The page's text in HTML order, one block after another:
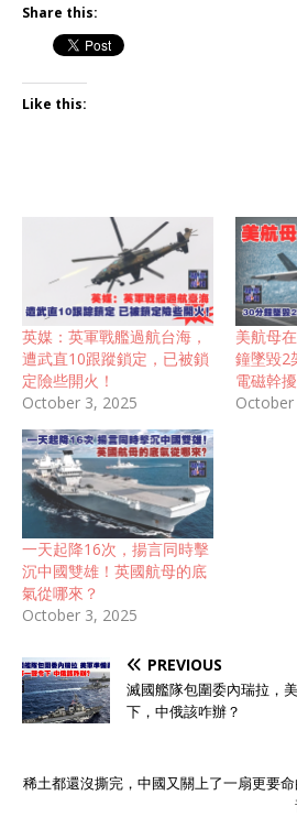
Share this:
Like this:
英媒：英軍戰艦過航台海，
遭武直10跟蹤鎖定，已被鎖
定險些開火！
October 3, 2025
美航母
鐘墜毀2
電磁幹
一天起降16次，揚言同時擊
沉中國雙雄！英國航母的底
氣從哪來？
October 3, 2025
PREVIOUS
滅國艦隊包圍委內瑞拉，
下，中俄該咋辦？
稀土都還沒撕完，中國又關上了一扇更要